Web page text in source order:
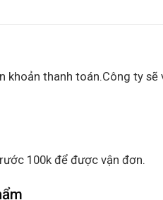
khoản thanh toán.Công ty sẽ
100k để được vận đơn.